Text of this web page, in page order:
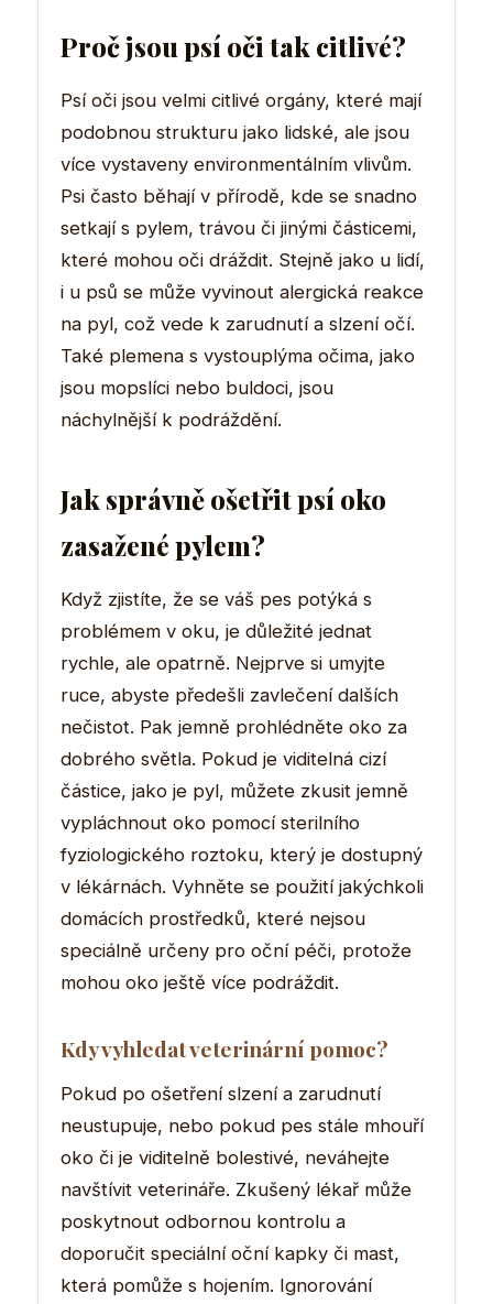
Proč jsou psí oči tak citlivé?
Psí oči jsou velmi citlivé orgány, které mají
podobnou strukturu jako lidské, ale jsou
více vystaveny environmentálním vlivům.
Psi často běhají v přírodě, kde se snadno
setkají s pylem, trávou či jinými částicemi,
které mohou oči dráždit. Stejně jako u lidí,
i u psů se může vyvinout alergická reakce
na pyl, což vede k zarudnutí a slzení očí.
Také plemena s vystouplýma očima, jako
jsou mopslíci nebo buldoci, jsou
náchylnější k podráždění.
Jak správně ošetřit psí oko
zasažené pylem?
Když zjistíte, že se váš pes potýká s
problémem v oku, je důležité jednat
rychle, ale opatrně. Nejprve si umyjte
ruce, abyste předešli zavlečení dalších
nečistot. Pak jemně prohlédněte oko za
dobrého světla. Pokud je viditelná cizí
částice, jako je pyl, můžete zkusit jemně
vypláchnout oko pomocí sterilního
fyziologického roztoku, který je dostupný
v lékárnách. Vyhněte se použití jakýchkoli
domácích prostředků, které nejsou
speciálně určeny pro oční péči, protože
mohou oko ještě více podráždit.
Kdy vyhledat veterinární pomoc?
Pokud po ošetření slzení a zarudnutí
neustupuje, nebo pokud pes stále mhouří
oko či je viditelně bolestivé, neváhejte
navštívit veterináře. Zkušený lékař může
poskytnout odbornou kontrolu a
doporučit speciální oční kapky či mast,
která pomůže s hojením. Ignorování